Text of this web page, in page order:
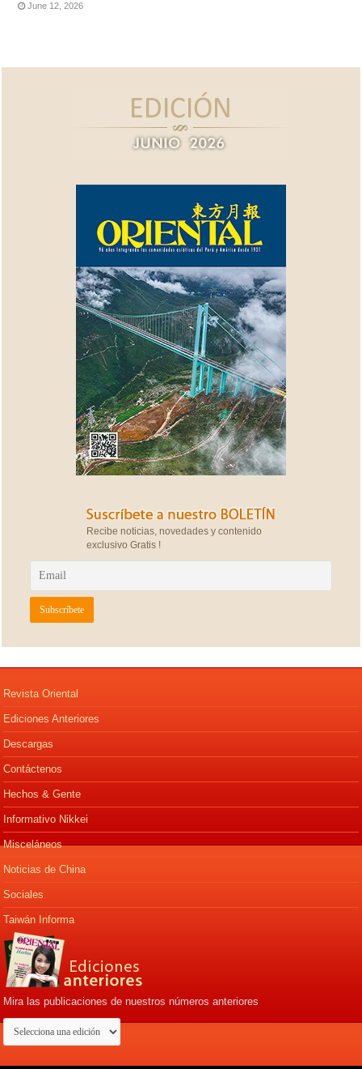
June 12, 2026
Recibe noticias, novedades y contenido
exclusivo Gratis !
Revista Oriental
Ediciones Anteriores
Descargas
Contáctenos
Hechos & Gente
Informativo Nikkei
Misceláneos
Noticias de China
Sociales
Taiwán Informa
Mira las publicaciones de nuestros números anteriores